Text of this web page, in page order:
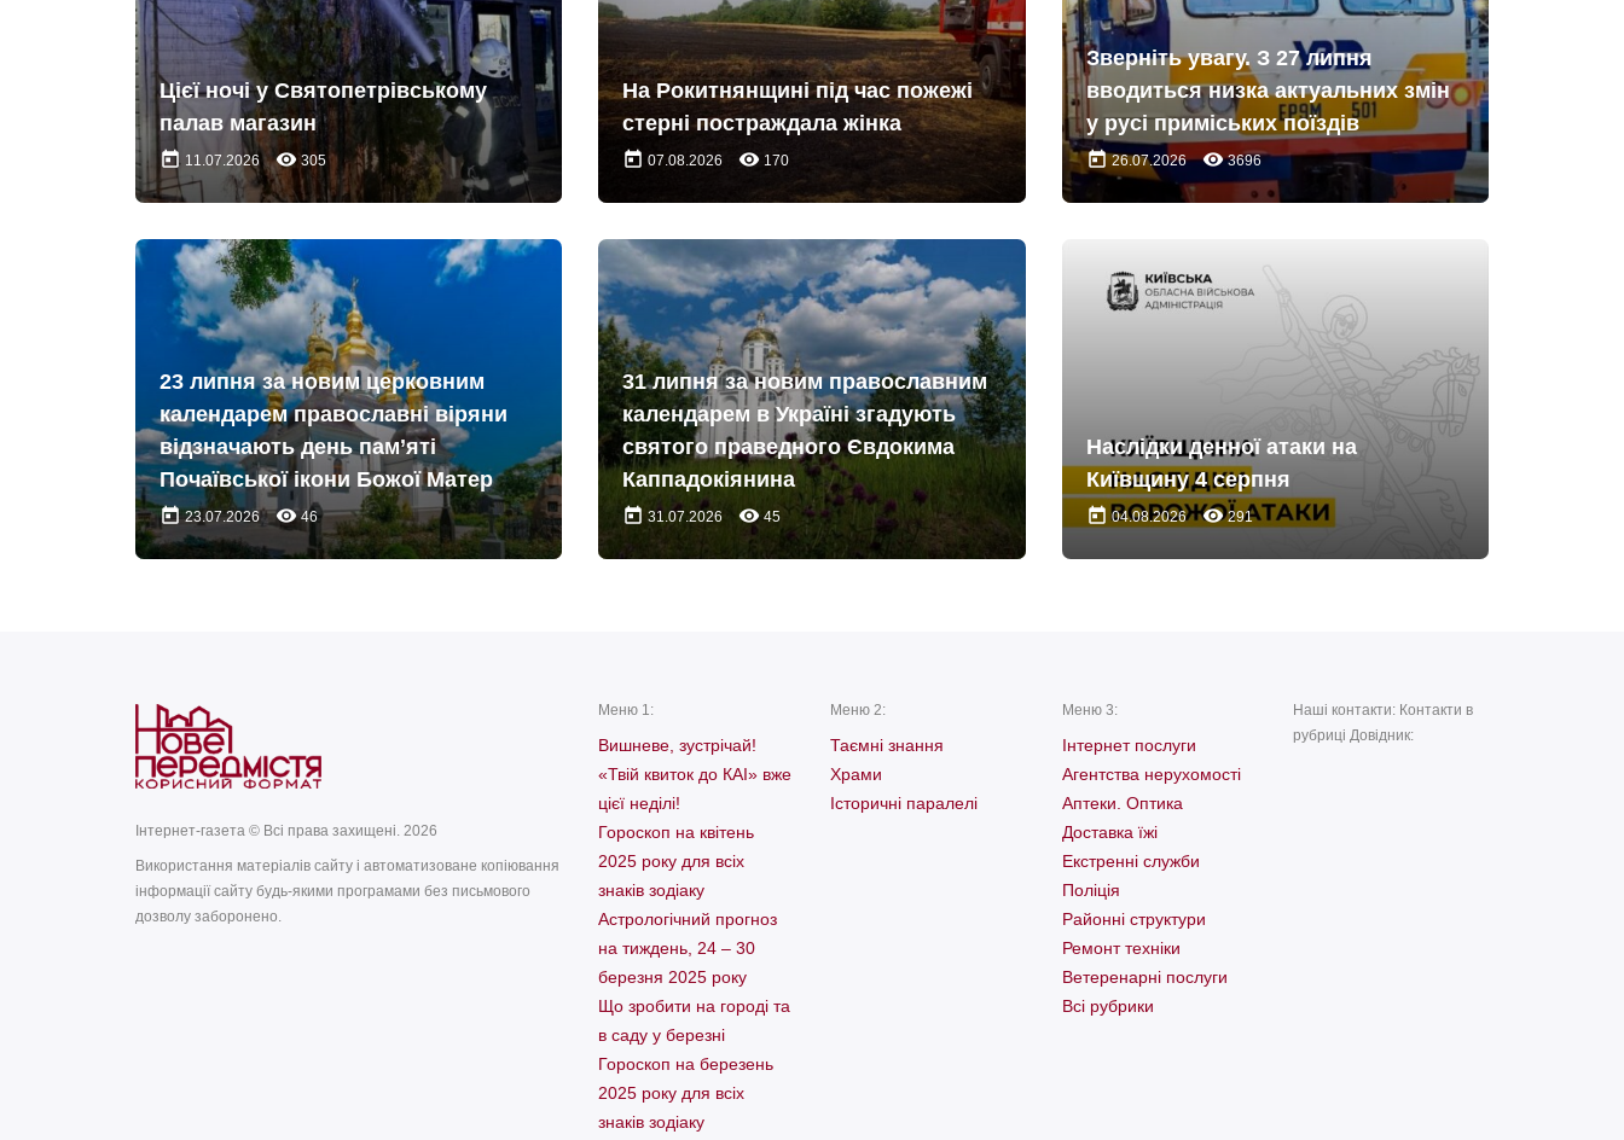
Цієї ночі у Святопетрівському
палав магазин
today 11.07.2026 remove_red_eye 305
На Рокитнянщині під час пожежі
стерні постраждала жінка
today 07.08.2026 remove_red_eye 170
Зверніть увагу. З 27 липня
вводиться низка актуальних змін
у русі приміських поїздів
today 26.07.2026 remove_red_eye3696
23 липня за новим церковним
календарем православні віряни
відзначають день пам’яті
Почаївської ікони Божої Матер
today23.07.2026 remove_red_eye 46
31 липня за новим православним
календарем в Україні згадують
святого праведного Євдокима
Каппадокіянина
today 31.07.2026 remove_red_eye 45
Наслідки денної атаки на
Київщину 4 серпня
today 04.08.2026 remove_red_eye291
Інтернет-газета © Всі права захищені. 2026
Використання матеріалів сайту і автоматизоване копіювання
інформації сайту будь-якими програмами без письмового
дозволу заборонено.
Меню 1:
Вишневе, зустрічай!
«Твій квиток до КАІ» вже
цієї неділі!
Гороскоп на квітень
2025 року для всіх
знаків зодіаку
Астрологічний прогноз
на тиждень, 24 – 30
березня 2025 року
Що зробити на городі та
в саду у березні
Гороскоп на березень
2025 року для всіх
знаків зодіаку
Меню 2:
Таємні знання
Храми
Історичні паралелі
Меню 3:
Інтернет послуги
Агентства нерухомості
Аптеки. Оптика
Доставка їжі
Екстренні служби
Поліція
Районні структури
Ремонт техніки
Ветеренарні послуги
Всі рубрики
Наші контакти: Контакти в
рубриці Довідник: